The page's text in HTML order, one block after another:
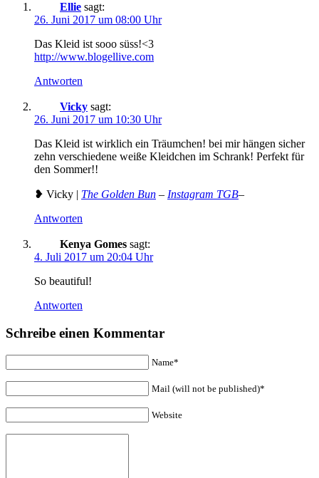
Ellie sagt:
26. Juni 2017 um 08:00 Uhr
Das Kleid ist sooo süss!<3
http://www.blogellive.com
Antworten
Vicky sagt:
26. Juni 2017 um 10:30 Uhr
Das Kleid ist wirklich ein Träumchen! bei mir hängen sicher
zehn verschiedene weiße Kleidchen im Schrank! Perfekt für
den Sommer!!
❥ Vicky | The Golden Bun – Instagram TGB–
Antworten
Kenya Gomes sagt:
4. Juli 2017 um 20:04 Uhr
So beautiful!
Antworten
Schreibe einen Kommentar
Name*
Mail (will not be published)*
Website